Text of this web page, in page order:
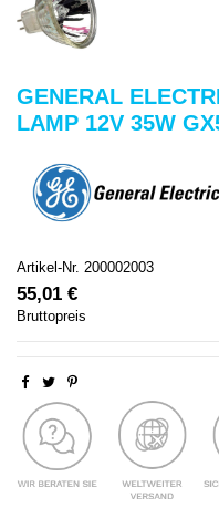
GENERAL
LAMP 12V 35W
Artikel-Nr. 200002003
55,01 €
Bruttopreis